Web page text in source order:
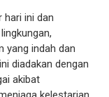
hari ini dan
yang indah dan
diadakan dengan
akibat